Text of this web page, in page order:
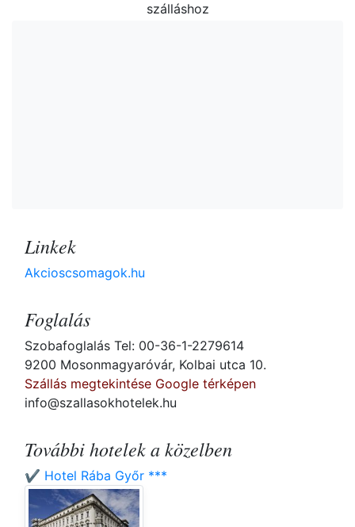
szálláshoz
Linkek
Akcioscsomagok.hu
Foglalás
Szobafoglalás Tel: 00-36-1-2279614
9200 Mosonmagyaróvár, Kolbai utca 10.
Szállás megtekintése Google térképen
info@szallasokhotelek.hu
További hotelek a közelben
✔️ Hotel Rába Győr ***